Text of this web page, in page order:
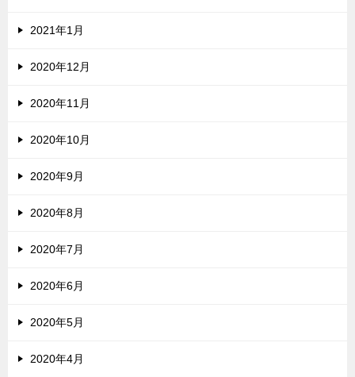
2021年1月
2020年12月
2020年11月
2020年10月
2020年9月
2020年8月
2020年7月
2020年6月
2020年5月
2020年4月